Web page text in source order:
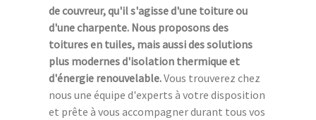
de couvreur, qu'il s'agisse d'une toiture ou
d'une charpente. Nous proposons des
toitures en tuiles, mais aussi des solutions
plus modernes d'isolation thermique et
d'énergie renouvelable.Vous trouverez chez
nous une équipe d'experts à votre disposition
et prête à vous accompagner durant tous vos